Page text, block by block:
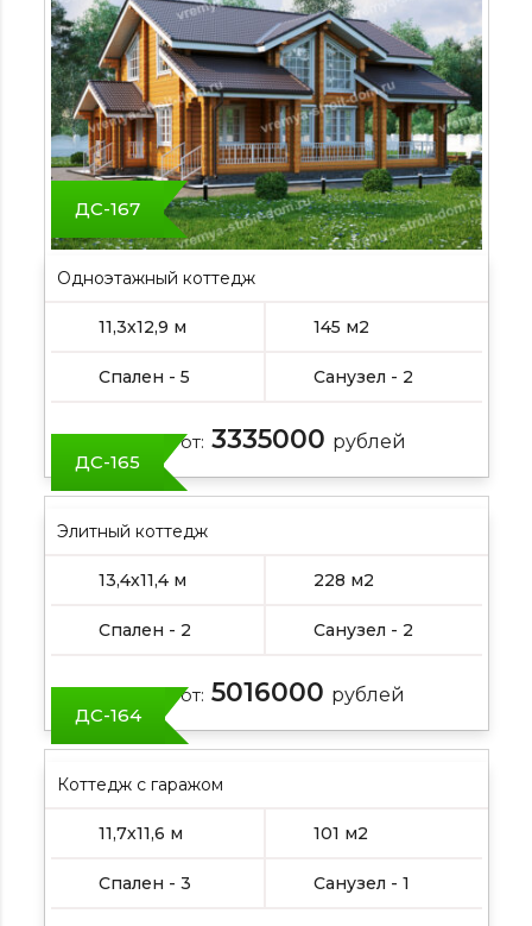
ДС-167
Одноэтажный коттедж
11,3х12,9 м 145 м2
Спален - 5 Санузел - 2
Цена от: 3335000 рублей
ДС-165
Элитный коттедж
13,4х11,4 м 228 м2
Спален - 2 Санузел - 2
Цена от: 5016000 рублей
ДС-164
Коттедж с гаражом
11,7х11,6 м 101 м2
Спален - 3 Санузел - 1